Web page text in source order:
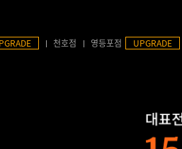
천호점 영등포점 UPGRADE